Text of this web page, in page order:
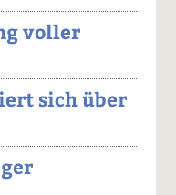
voller
sich über